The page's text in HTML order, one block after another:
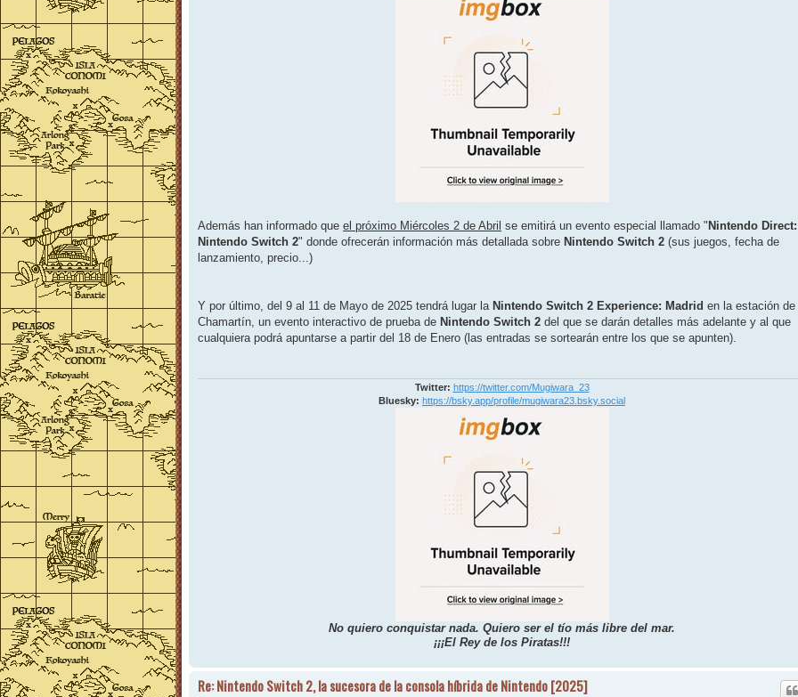
Además han informado que el próximo Miércoles 2 de Abril se emitirá un evento especial llamado " Nintendo Direct:
Nintendo Switch 2" donde ofrecerán información más detallada sobre Nintendo Switch 2 (sus juegos, fecha de
lanzamiento, precio...)
Y por último, del 9 al 11 de Mayo de 2025 tendrá lugar la Nintendo Switch 2 Experience: Madrid en la estación de
Chamartín, un evento interactivo de prueba de Nintendo Switch 2 del que se darán detalles más adelante y al que
cualquiera podrá apuntarse a partir del 18 de Enero (las entradas se sortearán entre los que se apunten).
Twitter: https://twitter.com/Mugiwara_23
Bluesky: https://bsky.app/profile/mugiwara23.bsky.social
No quiero conquistar nada. Quiero ser el tío más libre del mar.
¡¡¡El Rey de los Piratas!!!
Re: Nintendo Switch 2, la sucesora de la consola híbrida de Nintendo [2025]